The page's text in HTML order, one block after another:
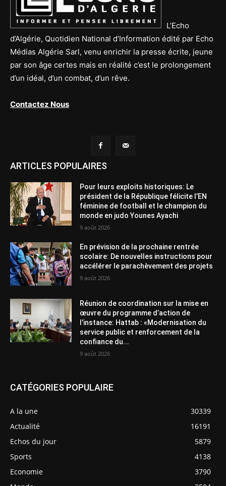
L’Echo
d’Algérie, Quotidien National d’Information édité par Echo
Médias Algérie Sarl, venu enrichir la presse écrite, jeune
par son âge certes mais en réalité c’est le prolongement
d’un idéal, d’un combat, d’un rêve.
Contactez Nous
ARTICLES POPULAIRES
Pour leurs exploits historiques: Le
président de la République félicite l’EN
féminine de football et le champion du
monde en judo Younes Ayachi
9 août 2026
En prévision de la prochaine rentrée
scolaire: De nouvelles instructions pour
accélérer le parachèvement des projets
9 août 2026
Réunion de coordination sur la mise en
œuvre du programme d’action de
l’instance: Hattab : «Modernisation du
service public et renforcement de la
confiance du...
9 août 2026
CATÉGORIES POPULAIRE
A la une
30339
Actualité
16191
Echos du jour
5879
Sports
4138
Economie
3790